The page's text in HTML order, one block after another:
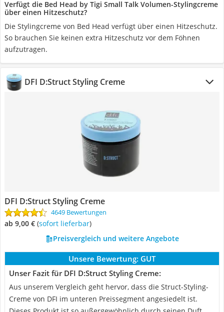
Verfügt die Bed Head by Tigi Small Talk Volumen-Stylingcreme
über einen Hitzeschutz?
Die Stylingcreme von Bed Head verfügt über einen Hitzeschutz.
So brauchen Sie keinen extra Hitzeschutz vor dem Föhnen
aufzutragen.
DFI D:Struct Styling Creme
DFI D:Struct Styling Creme
4649 Bewertungen
ab 9,00 € ( Sofort lieferbar)
Preisvergleich und weitere Angebote
Unsere Bewertung: GUT
Unser Fazit für DFI D:Struct Styling Creme:
Aus unserem Vergleich geht hervor, dass die Struct-Styling-
Creme von DFI im unteren Preissegment angesiedelt ist.